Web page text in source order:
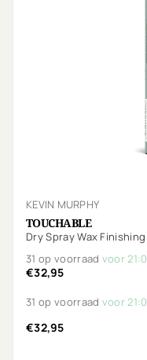
KEVIN MURPHY
TOUCHABLE
Dry Spray Wax
31 op voorraad voor
€32,95
31 op voorraad voor
€32,95